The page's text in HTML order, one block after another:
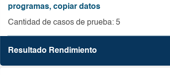
programas, copiar datos
Cantidad de casos de prueba: 5
Resultado Rendimiento